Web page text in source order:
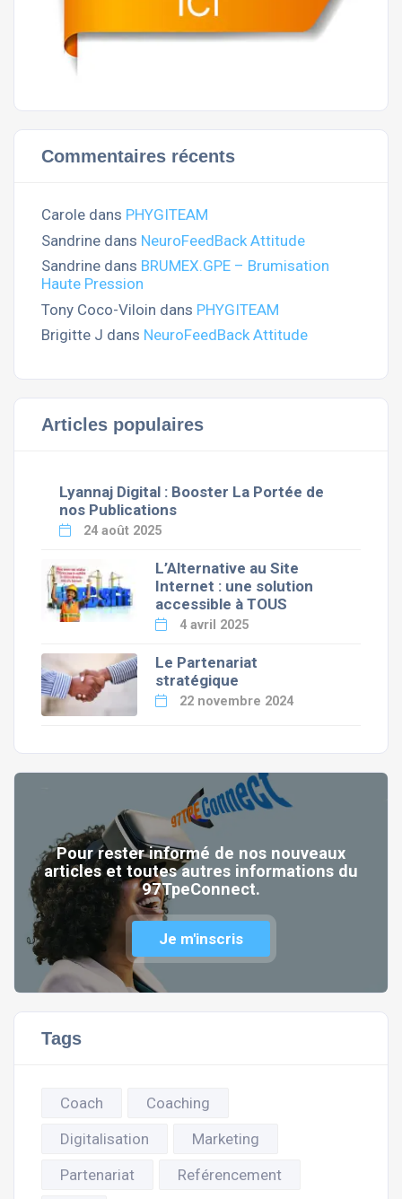
Commentaires récents
Carole dans PHYGITEAM
Sandrine dans NeuroFeedBack Attitude
Sandrine dans BRUMEX.GPE – Brumisation
Haute Pression
Tony Coco-Viloin dans PHYGITEAM
Brigitte J dans NeuroFeedBack Attitude
Articles populaires
Lyannaj Digital : Booster La Portée de
nos Publications
24 août 2025
L’Alternative au Site
Internet : une solution
accessible à TOUS
4 avril 2025
Le Partenariat
stratégique
22 novembre 2024
Pour rester informé de nos nouveaux
articles et toutes autres informations du
97TpeConnect.
Je m'inscris
Tags
Coach
Coaching
Digitalisation
Marketing
Partenariat
Reférencement